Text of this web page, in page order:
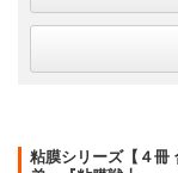
粘膜シリーズ【４